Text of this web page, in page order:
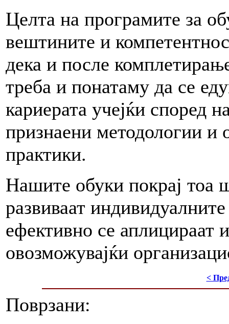
Целта на програмите за
вештините и
дека и после
треба и понатаму да се
кариерата учејќи според
признаени методологии и
практики.
Нашите обуки покрај тоа
развиваат
ефективно се аплицираат
овозможувајќи
<
Поврзани: